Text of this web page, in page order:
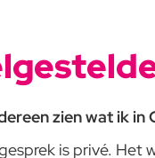
zien wat ik in
is privé. Het